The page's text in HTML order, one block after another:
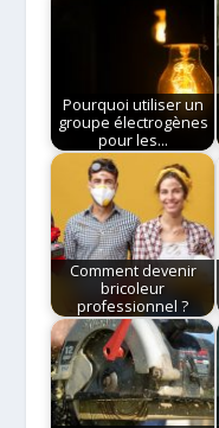
Pourquoi utiliser un
groupe électrogènes
pour les…
Comment devenir
bricoleur
professionnel ?